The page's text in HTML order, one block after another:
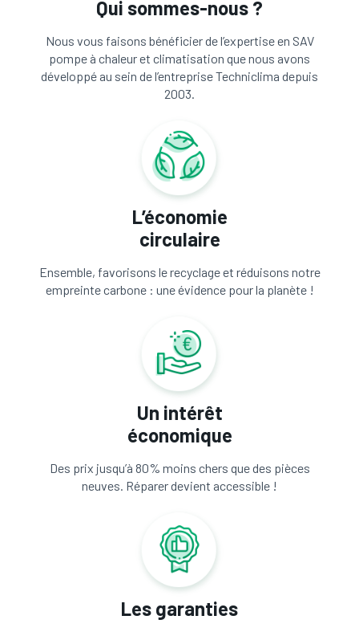
Qui sommes-nous ?
Nous vous faisons bénéficier de l’expertise en SAV
pompe à chaleur et climatisation que nous avons
développé au sein de l’entreprise Techniclima depuis
2003.
L’économie
circulaire
Ensemble, favorisons le recyclage et réduisons notre
empreinte carbone : une évidence pour la planète !
Un intérêt
économique
Des prix jusqu’à 80% moins chers que des pièces
neuves. Réparer devient accessible !
Les garanties